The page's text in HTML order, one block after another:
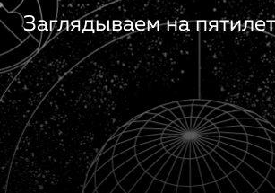
Заглядываем на